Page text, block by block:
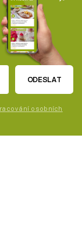
ODESLAT
osobních